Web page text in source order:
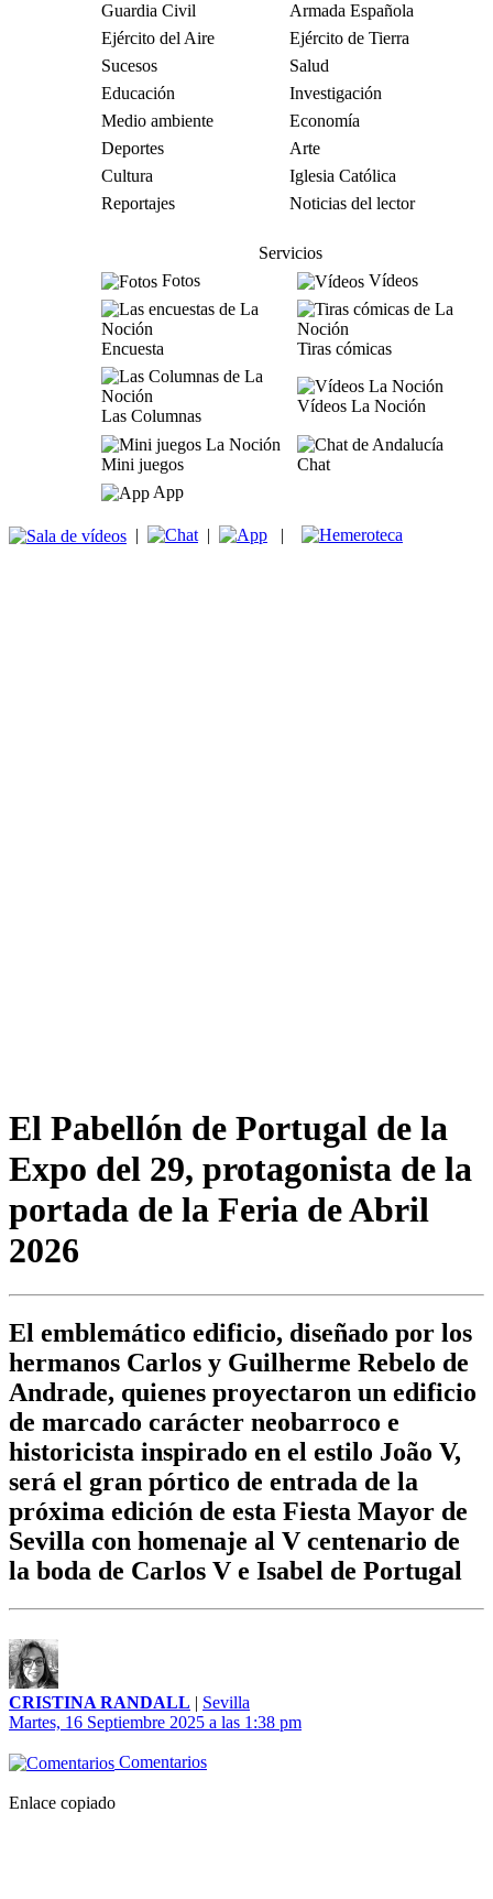
Guardia Civil
Armada Española
Ejército del Aire
Ejército de Tierra
Sucesos
Salud
Educación
Investigación
Medio ambiente
Economía
Deportes
Arte
Cultura
Iglesia Católica
Reportajes
Noticias del lector
Servicios
Fotos
Vídeos
Encuesta Tiras cómicas
Las Columnas
Vídeos La Noción
Mini juegos
Chat
App
| | |
El Pabellón de Portugal de la
Expo del 29, protagonista de la
portada de la Feria de Abril
2026
El emblemático edificio, diseñado por los
hermanos Carlos y Guilherme Rebelo de
Andrade, quienes proyectaron un edificio
de marcado carácter neobarroco e
historicista inspirado en el estilo João V,
será el gran pórtico de entrada de la
próxima edición de esta Fiesta Mayor de
Sevilla con homenaje al V centenario de
la boda de Carlos V e Isabel de Portugal
CRISTINA RANDALL | Sevilla
Martes, 16 Septiembre 2025 a las 1:38 pm
Comentarios
Enlace copiado